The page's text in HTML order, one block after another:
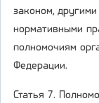
законом,
нормативными
полномочиям
Федерации.
Статья 7.